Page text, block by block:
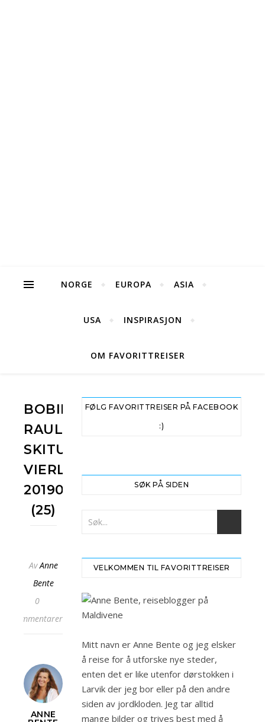
NORGE EUROPA ASIA
USA INSPIRASJON
OM FAVORITTREISER
BOBILTUR
RAULAND
SKITUR
VIERLI
20190316
(25)
AvAnne
Bente
0
kommentarer
ANNE
FØLG FAVORITTREISER PÅ FACEBOOK
:)
SØK PÅ SIDEN
VELKOMMEN TIL FAVORITTREISER
Mitt navn er Anne Bente og jeg elsker
å reise for å utforske nye steder,
enten det er like utenfor dørstokken i
Larvik der jeg bor eller på den andre
siden av jordkloden. Jeg tar alltid
mange bilder og trives best med å